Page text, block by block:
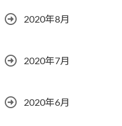
2020年8月
2020年7月
2020年6月